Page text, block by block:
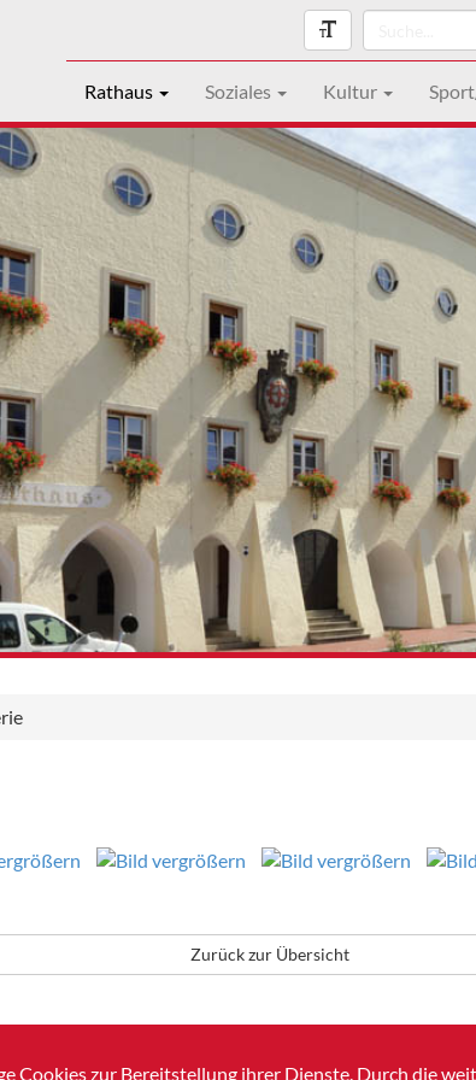
Rathaus Soziales Kultur
Zurück zur Übersicht
Cookies zur Bereitstellung ihrer Dienste. Durch die